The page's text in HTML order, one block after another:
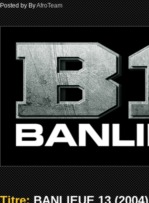
Posted by ByAfroTeam
Titre:BANLIEUE 13 (2004)